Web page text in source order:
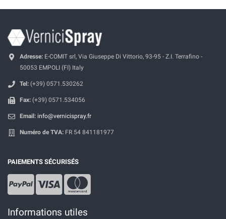
Adresse: E-COMIT srl, Via Giuseppe Di Vittorio, 93-95 - Z.I. Terrafino -
50053 EMPOLI (FI) Italy
Tel: (+39) 0571.530262
Fax: (+39) 0571.534056
Email: info@vernicispray.fr
Numéro de TVA: FR 54 841181977
PAIEMENTS SÉCURISÉS
Informations utiles